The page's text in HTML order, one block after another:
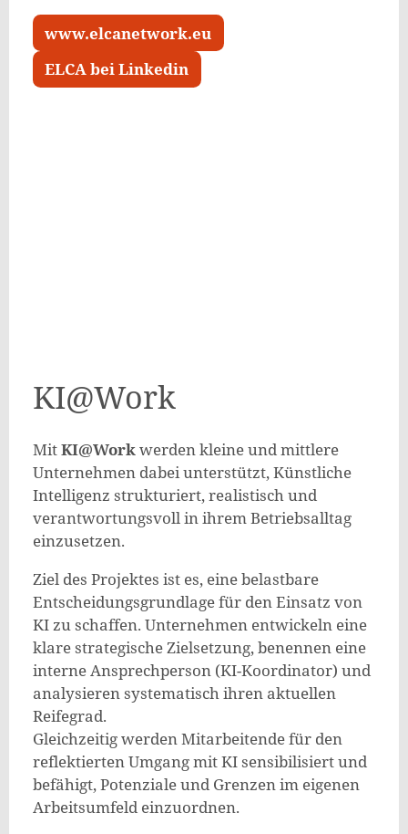
www.elcanetwork.eu
ELCA bei Linkedin
KI@Work
MitKI@Workwerden kleine und mittlere
Unternehmen dabei unterstützt, Künstliche
Intelligenz strukturiert, realistisch und
verantwortungsvoll in ihrem Betriebsalltag
einzusetzen.
Ziel des Projektes ist es, eine belastbare
Entscheidungsgrundlage für den Einsatz von
KI zu schaffen. Unternehmen entwickeln eine
klare strategische Zielsetzung, benennen eine
interne Ansprechperson (KI-Koordinator) und
analysieren systematisch ihren aktuellen
Reifegrad.
Gleichzeitig werden Mitarbeitende für den
reflektierten Umgang mit KI sensibilisiert und
befähigt, Potenziale und Grenzen im eigenen
Arbeitsumfeld einzuordnen.